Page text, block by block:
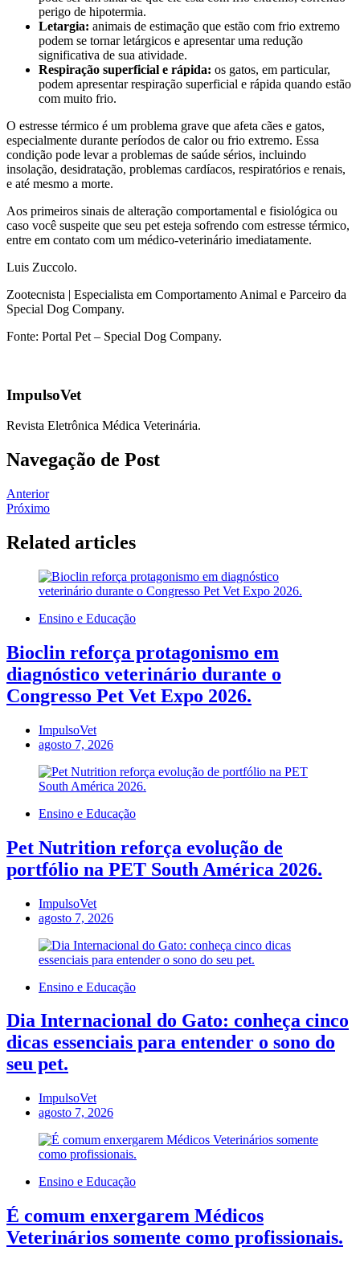
perigo de hipotermia.
Letargia: animais de estimação que estão com frio extremo
podem se tornar letárgicos e apresentar uma redução
significativa de sua atividade.
Respiração superficial e rápida: os gatos, em particular,
podem apresentar respiração superficial e rápida quando estão
com muito frio.
O estresse térmico é um problema grave que afeta cães e gatos,
especialmente durante períodos de calor ou frio extremo. Essa
condição pode levar a problemas de saúde sérios, incluindo
insolação, desidratação, problemas cardíacos, respiratórios e renais,
e até mesmo a morte.
Aos primeiros sinais de alteração comportamental e fisiológica ou
caso você suspeite que seu pet esteja sofrendo com estresse térmico,
entre em contato com um médico-veterinário imediatamente.
Luis Zuccolo.
Zootecnista | Especialista em Comportamento Animal e Parceiro da
Special Dog Company.
Fonte: Portal Pet – Special Dog Company.
ImpulsoVet
Revista Eletrônica Médica Veterinária.
Navegação de Post
Anterior
Próximo
Related articles
Ensino e Educação
Bioclin reforça protagonismo em
diagnóstico veterinário durante o
Congresso Pet Vet Expo 2026.
ImpulsoVet
agosto 7, 2026
Ensino e Educação
Pet Nutrition reforça evolução de
portfólio na PET South América 2026.
ImpulsoVet
agosto 7, 2026
Ensino e Educação
Dia Internacional do Gato: conheça cinco
dicas essenciais para entender o sono do
seu pet.
ImpulsoVet
agosto 7, 2026
Ensino e Educação
É comum enxergarem Médicos
Veterinários somente como profissionais.